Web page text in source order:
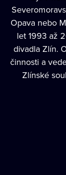
Opava nebo
let 1993 až
divadla Zlín.
činnosti a
Zlínské